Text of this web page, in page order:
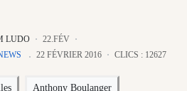
LUDO
22.FÉV
22 FÉVRIER 2016 CLICS : 12627
Anthony Boulanger